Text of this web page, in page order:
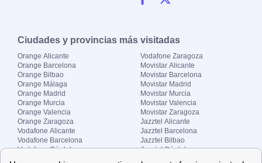
Ciudades y provincias más visitadas
Orange Alicante
Orange Barcelona
Orange Bilbao
Orange Málaga
Orange Madrid
Orange Murcia
Orange Valencia
Orange Zaragoza
Vodafone Alicante
Vodafone Barcelona
Vodafone Córdoba
Vodafone Zaragoza
Movistar Alicante
Movistar Barcelona
Movistar Madrid
Movistar Murcia
Movistar Valencia
Movistar Zaragoza
Jazztel Alicante
Jazztel Barcelona
Jazztel Bilbao
Jazztel Córdoba